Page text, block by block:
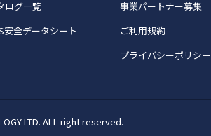
ログ一覧
安全データシート
事業パートナー募集
ご利用規約
プライバシーポリシー
LTD. ALL right reserved.